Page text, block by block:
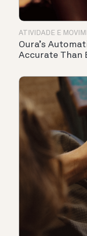
ATIVIDADE E
Oura’s
Accurate Than